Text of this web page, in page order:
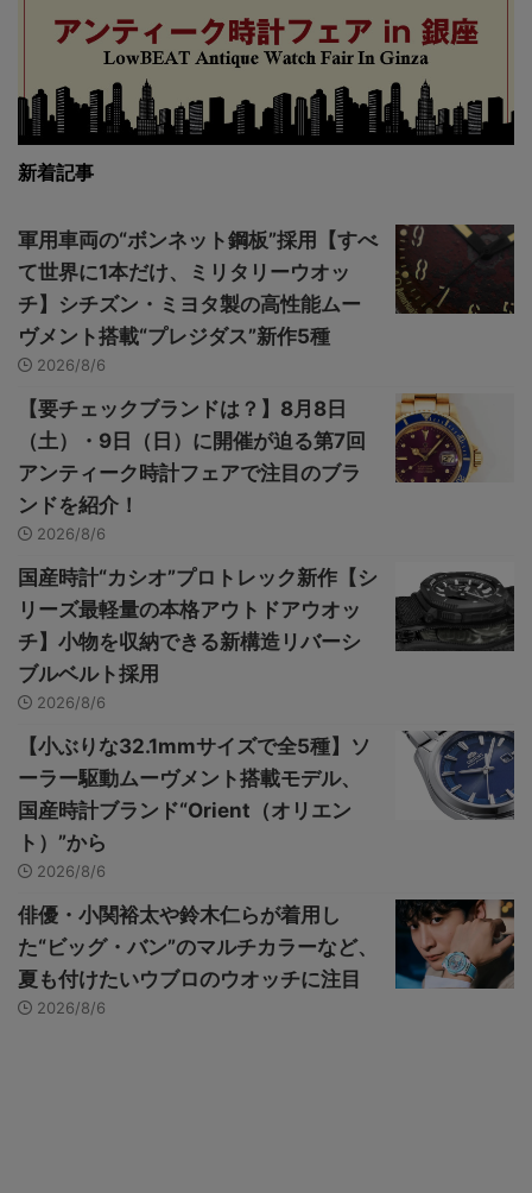
新着記事
軍用車両の“ボンネット鋼板”採用【すべ
て世界に1本だけ、ミリタリーウオッ
チ】シチズン・ミヨタ製の高性能ムー
ヴメント搭載“プレジダス”新作5種
2026/8/6
【要チェックブランドは？】8月8日
（土）・9日（日）に開催が迫る第7回
アンティーク時計フェアで注目のブラ
ンドを紹介！
2026/8/6
国産時計“カシオ”プロトレック新作【シ
リーズ最軽量の本格アウトドアウオッ
チ】小物を収納できる新構造リバーシ
ブルベルト採用
2026/8/6
【小ぶりな32.1mmサイズで全5種】ソ
ーラー駆動ムーヴメント搭載モデル、
国産時計ブランド“Orient（オリエン
ト）”から
2026/8/6
俳優・小関裕太や鈴木仁らが着用し
た“ビッグ・バン”のマルチカラーなど、
夏も付けたいウブロのウオッチに注目
2026/8/6